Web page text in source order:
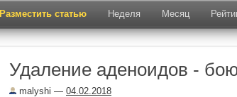
Разместить статью Неделя Месяц
Удаление аденоидов -
malyshi — 04.02.2018